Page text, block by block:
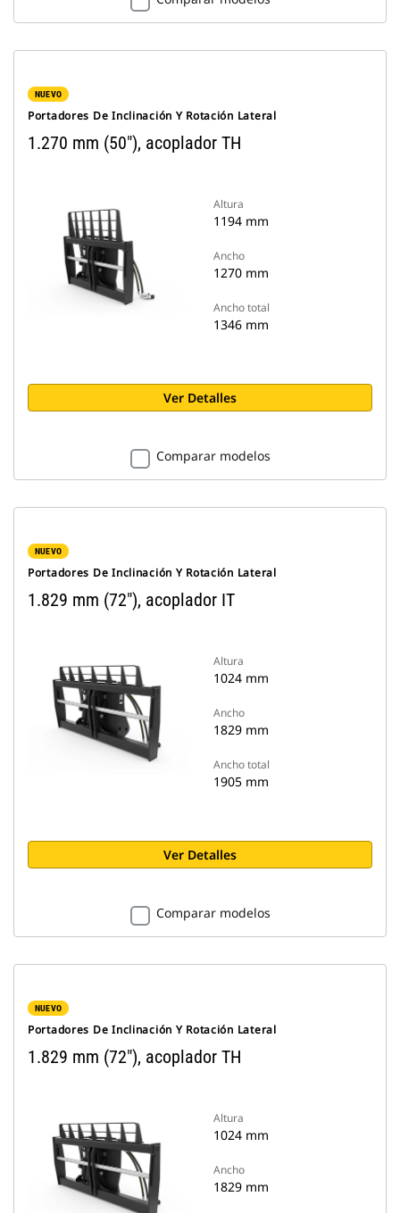
NUEVO
Portadores De Inclinación Y Rotación Lateral
1.270 mm (50"), acoplador TH
Altura
1194 mm
Ancho
1270 mm
Ancho total
1346 mm
Ver Detalles
Comparar modelos
NUEVO
Portadores De Inclinación Y Rotación Lateral
1.829 mm (72"), acoplador IT
Altura
1024 mm
Ancho
1829 mm
Ancho total
1905 mm
Ver Detalles
Comparar modelos
NUEVO
Portadores De Inclinación Y Rotación Lateral
1.829 mm (72"), acoplador TH
Altura
1024 mm
Ancho
1829 mm